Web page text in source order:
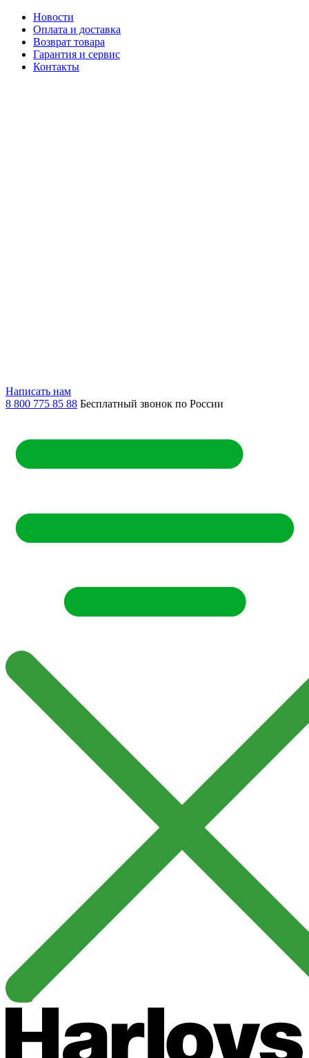
Новости
Оплата и доставка
Возврат товара
Гарантия и сервис
Контакты
Написать нам
8 800 775 85 88 Бесплатный звонок по России